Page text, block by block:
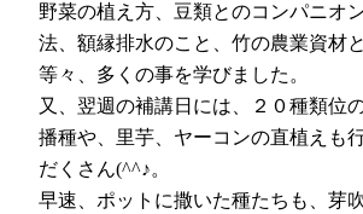
野菜の植え方、豆類とのコンパニオ
法、額縁排水のこと、竹の農業資材
等々、多くの事を学びました。
又、翌週の補講日には、２０種類位
播種や、里芋、ヤーコンの直植えも
だくさん(^^♪。
早速、ポットに撒いた種たちも、芽